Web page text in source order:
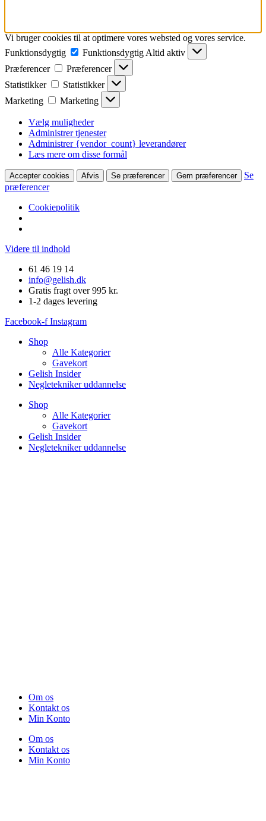
Vi bruger cookies til at optimere vores websted og vores service.
Funktionsdygtig
Funktionsdygtig Altid aktiv
Præferencer
Præferencer
Statistikker
Statistikker
Marketing
Marketing
Vælg muligheder
Administrer tjenester
Administrer {vendor_count} leverandører
Læs mere om disse formål
Accepter cookies Afvis Se præferencer Gem præferencer
Se
præferencer
Cookiepolitik
Videre til indhold
61 46 19 14
info@gelish.dk
Gratis fragt over 995 kr.
1-2 dages levering
Facebook-f Instagram
Shop
Alle Kategorier
Gavekort
Gelish Insider
Negletekniker uddannelse
Shop
Alle Kategorier
Gavekort
Gelish Insider
Negletekniker uddannelse
Om os
Kontakt os
Min Konto
Om os
Kontakt os
Min Konto